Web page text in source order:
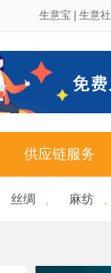
生意宝 生意社
供应链服务
丝绸 麻纺